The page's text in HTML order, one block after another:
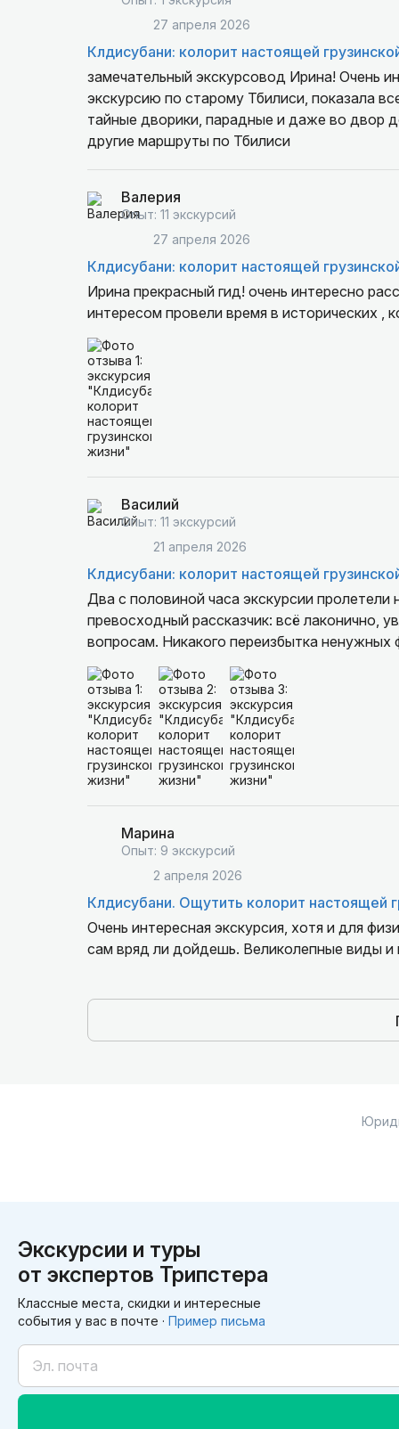
27 апреля 2026
Клдисубани: колорит настоящей
замечательный экскурсовод Ирина! Очень
экскурсию по старому Тбилиси, показала
тайные дворики, парадные и даже во двор
другие маршруты по Тбилиси
Валерия
Опыт: 11 экскурсий
27 апреля 2026
Клдисубани: колорит настоящей
Ирина прекрасный гид! очень интересно
интересом провели время в исторических ,
Василий
Опыт: 11 экскурсий
21 апреля 2026
Клдисубани: колорит настоящей
Два с половиной часа экскурсии
превосходный рассказчик: всё лаконично,
вопросам. Никакого переизбытка
Марина
Опыт: 9 экскурсий
2 апреля 2026
Клдисубани. Ощутить колорит настоящей
Очень интересная экскурсия, хотя и для
сам вряд ли дойдешь. Великолепные виды и
Экскурсии и туры
от экспертов Трипстера
Классные места, скидки и интересные
события у вас в почте · Пример письма